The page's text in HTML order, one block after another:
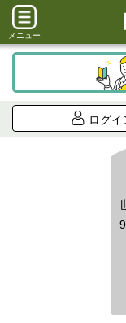
メニュー
ログイ